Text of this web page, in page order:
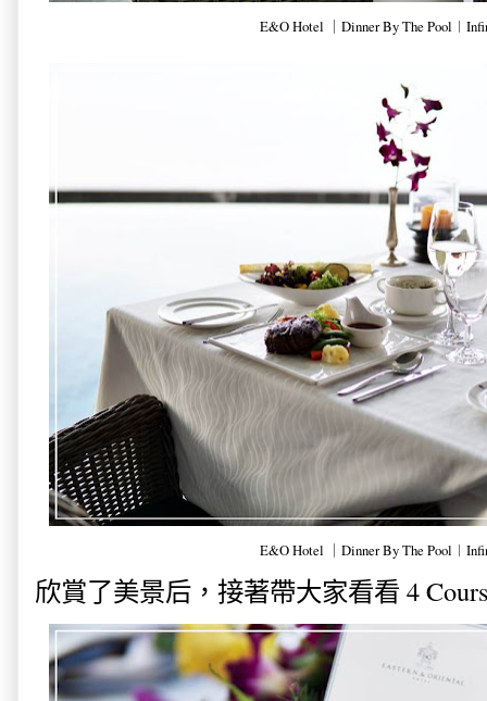
E&O Hotel ｜Dinner By The
E&O Hotel ｜Dinner By The
欣賞了美景后，接著帶大家看看 4